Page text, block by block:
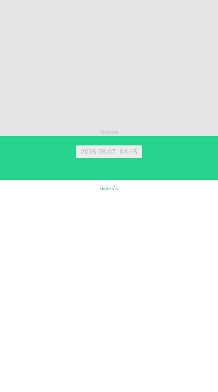
2026.08.07. 04:45